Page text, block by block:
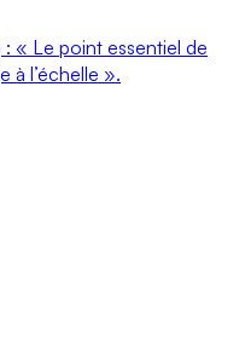
« Le point essentiel de
à l’échelle ».